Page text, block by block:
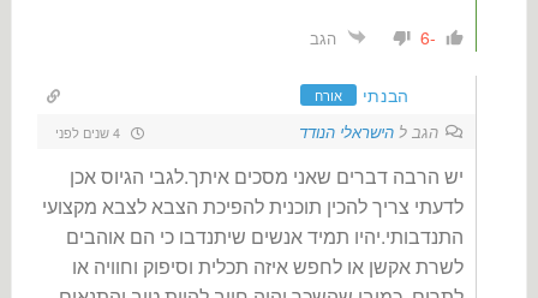
-6 הגב
הבנתי אורח
הגב ל הישראלי הנודד
יש הרבה דברים שאני מסכים איתך.לגבי הגיוס אכן
לדעתי צריך להכין תוכנית להפיכת הצבא לצבא מקצועי
התנדבותי.יהיו תמיד אנשים שיתנדבו כי הם אוהבים
לשרת אקשן או לחפש איזה תכלית וסיפוק וחוויה או